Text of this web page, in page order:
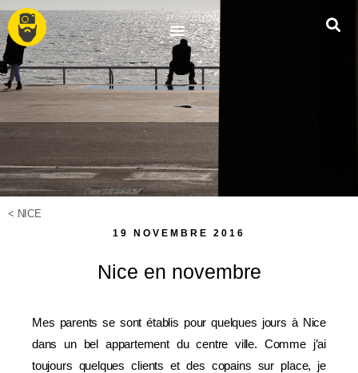
< NICE
19 NOVEMBRE 2016
Nice en novembre
Mes parents se sont établis pour quelques jours à Nice
dans un bel appartement du centre ville. Comme j’ai
toujours quelques clients et des copains sur place, je